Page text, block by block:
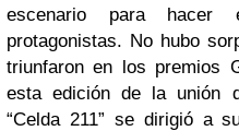
escenario para hacer
protagonistas. No hubo
triunfaron en los premios
esta edición de la unión
“Celda 211” se dirigió a